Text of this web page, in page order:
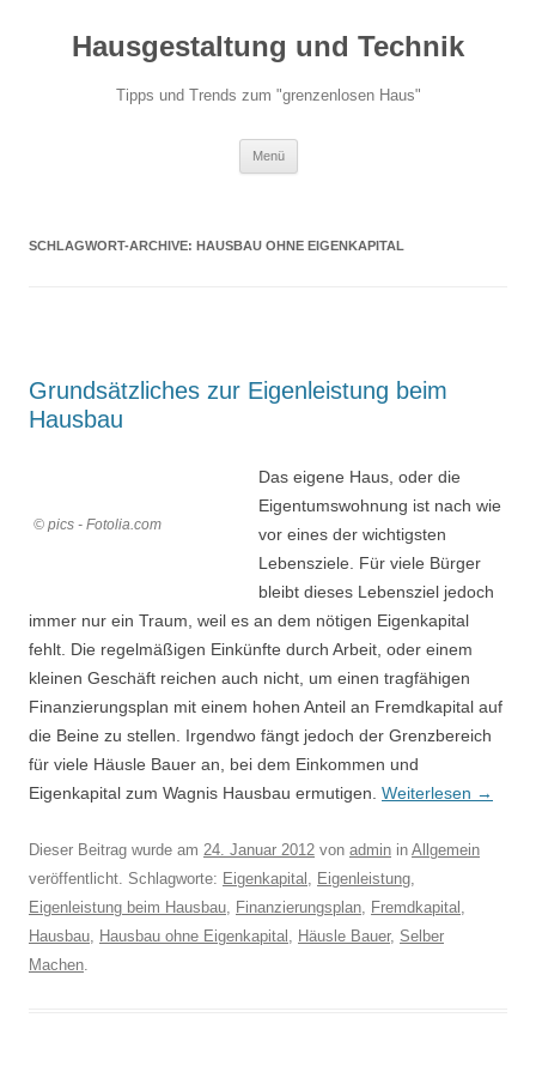
Hausgestaltung und Technik
Tipps und Trends zum "grenzenlosen Haus"
Menü
SCHLAGWORT-ARCHIVE: HAUSBAU OHNE EIGENKAPITAL
Grundsätzliches zur Eigenleistung beim
Hausbau
© pics - Fotolia.com
Das eigene Haus, oder die
Eigentumswohnung ist nach wie
vor eines der wichtigsten
Lebensziele. Für viele Bürger
bleibt dieses Lebensziel jedoch
immer nur ein Traum, weil es an dem nötigen Eigenkapital
fehlt. Die regelmäßigen Einkünfte durch Arbeit, oder einem
kleinen Geschäft reichen auch nicht, um einen tragfähigen
Finanzierungsplan mit einem hohen Anteil an Fremdkapital auf
die Beine zu stellen. Irgendwo fängt jedoch der Grenzbereich
für viele Häusle Bauer an, bei dem Einkommen und
Eigenkapital zum Wagnis Hausbau ermutigen. Weiterlesen →
Dieser Beitrag wurde am 24. Januar 2012 von admin in Allgemein
veröffentlicht. Schlagworte: Eigenkapital , Eigenleistung,
Eigenleistung beim Hausbau, Finanzierungsplan, Fremdkapital ,
Hausbau, Hausbau ohne Eigenkapital , Häusle Bauer, Selber
Machen.